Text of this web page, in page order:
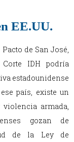
EE.UU.
de San José,
IDH podría
estadounidense
país, existe un
armada,
gozan de
de la Ley de